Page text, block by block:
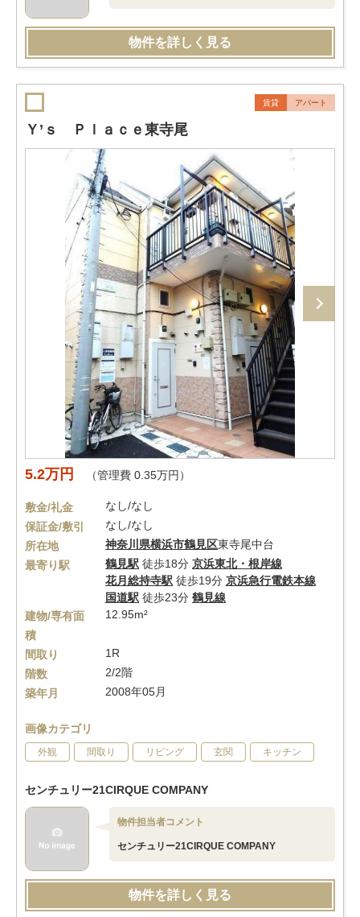
物件を詳しく見る
賃貸 アパート
Ｙ’ｓ Ｐｌａｃｅ東寺尾
5.2万円 （管理費 0.35万円）
敷金/礼金
なし/なし
保証金/敷引
なし/なし
所在地
神奈川県横浜市鶴見区東寺尾中台
最寄り駅
鶴見駅 徒歩18分 京浜東北・根岸線
花月総持寺駅 徒歩19分 京浜急行電鉄本線
国道駅 徒歩23分 鶴見線
建物/専有面
積
12.95m²
間取り
1R
階数
2/2階
築年月
2008年05月
画像カテゴリ
外観 間取り リビング 玄関 キッチン
センチュリー21CIRQUE COMPANY
物件担当者コメント
センチュリー21CIRQUE COMPANY
物件を詳しく見る